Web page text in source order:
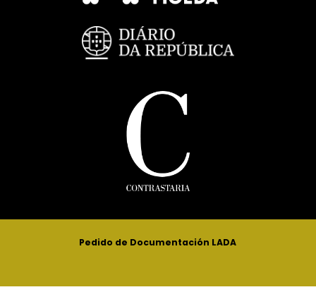
Pedido de Documentación LADA